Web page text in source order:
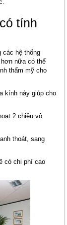
tính
các hệ thống
nữa có thể
thẩm mỹ cho
kính này giúp cho
2 chiều vô
thoát, sang
có chi phí cao